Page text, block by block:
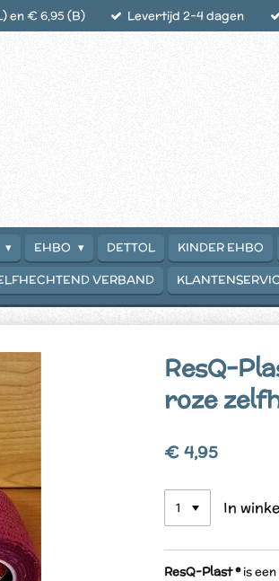
en € 6,95 (B) Levertijd 2-4 dagen
EHBO DETTOL KINDER EHBO
VERBAND
ResQ-
roze
€ 4,95
In
ResQ-Plast ®is een